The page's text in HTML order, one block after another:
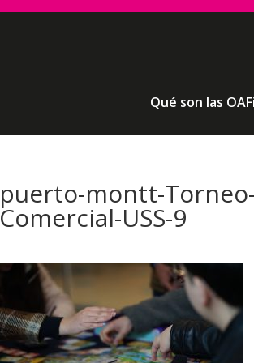
Qué son las
puerto-montt-
Comercial-USS-9